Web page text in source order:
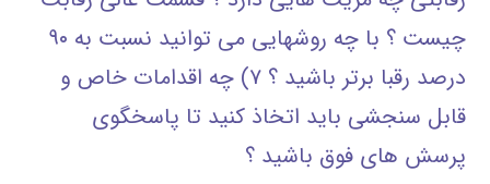
چیست ؟ با چه روشهایی می توانید نسبت به ۹۰
درصد رقبا برتر باشید ؟ ۷) چه اقدامات خاص و
قابل سنجشی باید اتخاذ کنید تا پاسخگوی
پرسش های فوق باشید ؟